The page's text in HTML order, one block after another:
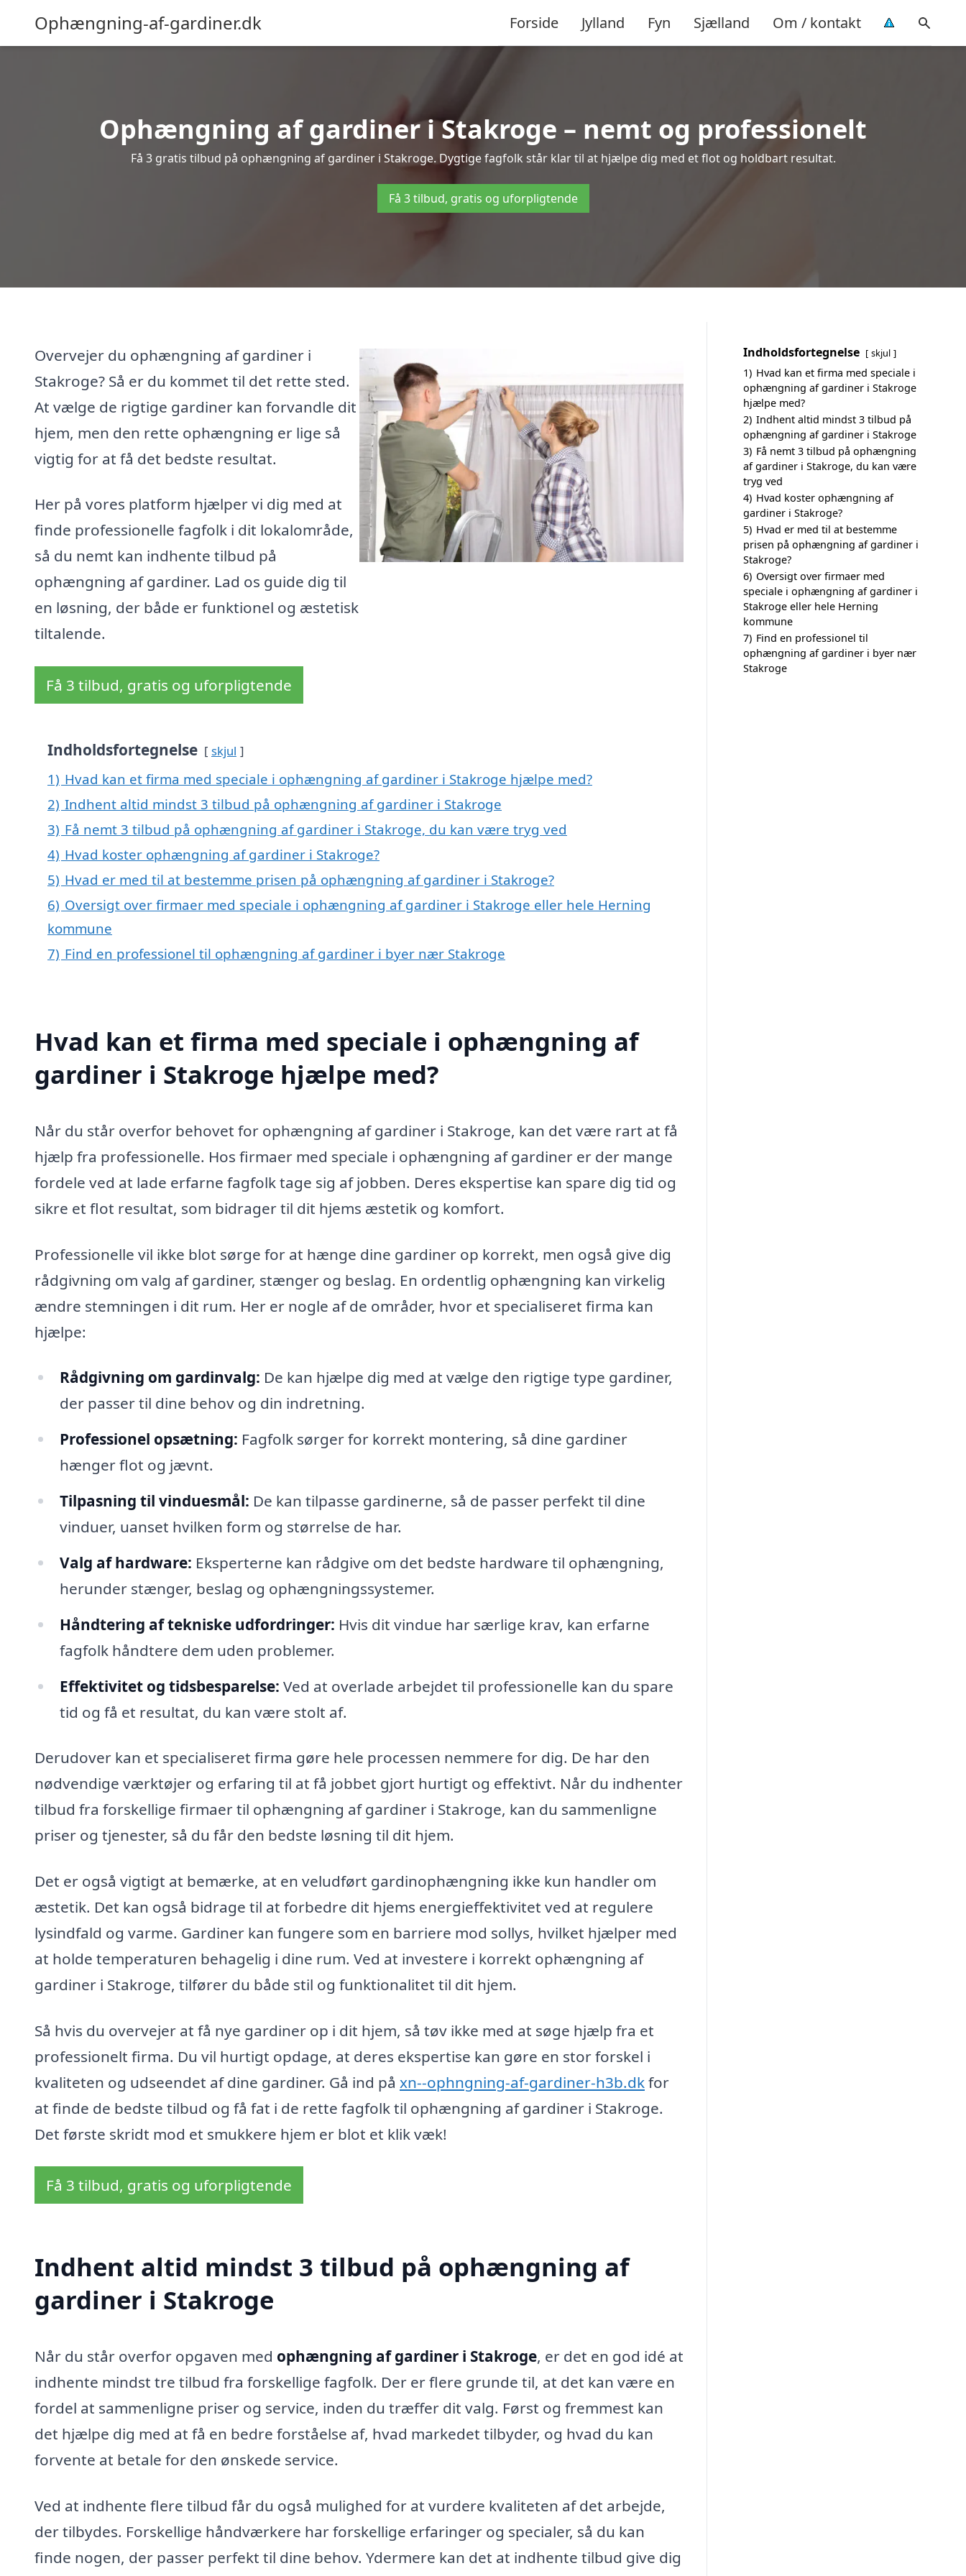
Ophængning-af-gardiner.dk Forside Jylland Fyn Sjælland Om / kontakt
Ophængning af gardiner i Stakroge – nemt og professionelt
Få 3 gratis tilbud på ophængning af gardiner i Stakroge. Dygtige fagfolk står klar til at hjælpe dig med et flot og holdbart resultat.
Få 3 tilbud, gratis og uforpligtende
Overvejer du ophængning af gardiner i
Stakroge? Så er du kommet til det rette sted.
At vælge de rigtige gardiner kan forvandle dit
hjem, men den rette ophængning er lige så
vigtig for at få det bedste resultat.
Her på vores platform hjælper vi dig med at
finde professionelle fagfolk i dit lokalområde,
så du nemt kan indhente tilbud på
ophængning af gardiner. Lad os guide dig til
en løsning, der både er funktionel og æstetisk
tiltalende.
Få 3 tilbud, gratis og uforpligtende
Indholdsfortegnelse skjul
1) Hvad kan et firma med speciale i ophængning af gardiner i Stakroge hjælpe med?
2) Indhent altid mindst 3 tilbud på ophængning af gardiner i Stakroge
3) Få nemt 3 tilbud på ophængning af gardiner i Stakroge, du kan være tryg ved
4) Hvad koster ophængning af gardiner i Stakroge?
5) Hvad er med til at bestemme prisen på ophængning af gardiner i Stakroge?
6) Oversigt over firmaer med speciale i ophængning af gardiner i Stakroge eller hele Herning
kommune
7) Find en professionel til ophængning af gardiner i byer nær Stakroge
Hvad kan et firma med speciale i ophængning af
gardiner i Stakroge hjælpe med?
Når du står overfor behovet for ophængning af gardiner i Stakroge, kan det være rart at få
hjælp fra professionelle. Hos firmaer med speciale i ophængning af gardiner er der mange
fordele ved at lade erfarne fagfolk tage sig af jobben. Deres ekspertise kan spare dig tid og
sikre et flot resultat, som bidrager til dit hjems æstetik og komfort.
Professionelle vil ikke blot sørge for at hænge dine gardiner op korrekt, men også give dig
rådgivning om valg af gardiner, stænger og beslag. En ordentlig ophængning kan virkelig
ændre stemningen i dit rum. Her er nogle af de områder, hvor et specialiseret firma kan
hjælpe:
Rådgivning om gardinvalg: De kan hjælpe dig med at vælge den rigtige type gardiner,
der passer til dine behov og din indretning.
Professionel opsætning: Fagfolk sørger for korrekt montering, så dine gardiner
hænger flot og jævnt.
Tilpasning til vinduesmål: De kan tilpasse gardinerne, så de passer perfekt til dine
vinduer, uanset hvilken form og størrelse de har.
Valg af hardware: Eksperterne kan rådgive om det bedste hardware til ophængning,
herunder stænger, beslag og ophængningssystemer.
Håndtering af tekniske udfordringer: Hvis dit vindue har særlige krav, kan erfarne
fagfolk håndtere dem uden problemer.
Effektivitet og tidsbesparelse: Ved at overlade arbejdet til professionelle kan du spare
tid og få et resultat, du kan være stolt af.
Derudover kan et specialiseret firma gøre hele processen nemmere for dig. De har den
nødvendige værktøjer og erfaring til at få jobbet gjort hurtigt og effektivt. Når du indhenter
tilbud fra forskellige firmaer til ophængning af gardiner i Stakroge, kan du sammenligne
priser og tjenester, så du får den bedste løsning til dit hjem.
Det er også vigtigt at bemærke, at en veludført gardinophængning ikke kun handler om
æstetik. Det kan også bidrage til at forbedre dit hjems energieffektivitet ved at regulere
lysindfald og varme. Gardiner kan fungere som en barriere mod sollys, hvilket hjælper med
at holde temperaturen behagelig i dine rum. Ved at investere i korrekt ophængning af
gardiner i Stakroge, tilfører du både stil og funktionalitet til dit hjem.
Så hvis du overvejer at få nye gardiner op i dit hjem, så tøv ikke med at søge hjælp fra et
professionelt firma. Du vil hurtigt opdage, at deres ekspertise kan gøre en stor forskel i
kvaliteten og udseendet af dine gardiner. Gå ind på xn--ophngning-af-gardiner-h3b.dkfor
at finde de bedste tilbud og få fat i de rette fagfolk til ophængning af gardiner i Stakroge.
Det første skridt mod et smukkere hjem er blot et klik væk!
Få 3 tilbud, gratis og uforpligtende
Indhent altid mindst 3 tilbud på ophængning af
gardiner i Stakroge
Når du står overfor opgaven med ophængning af gardiner i Stakroge, er det en god idé at
indhente mindst tre tilbud fra forskellige fagfolk. Der er flere grunde til, at det kan være en
fordel at sammenligne priser og service, inden du træffer dit valg. Først og fremmest kan
det hjælpe dig med at få en bedre forståelse af, hvad markedet tilbyder, og hvad du kan
forvente at betale for den ønskede service.
Ved at indhente flere tilbud får du også mulighed for at vurdere kvaliteten af det arbejde,
der tilbydes. Forskellige håndværkere har forskellige erfaringer og specialer, så du kan
finde nogen, der passer perfekt til dine behov. Ydermere kan det at indhente tilbud give dig
Indholdsfortegnelse skjul
1) Hvad kan et firma med speciale i
ophængning af gardiner i Stakroge
hjælpe med?
2) Indhent altid mindst 3 tilbud på
ophængning af gardiner i Stakroge
3) Få nemt 3 tilbud på ophængning
af gardiner i Stakroge, du kan være
tryg ved
4) Hvad koster ophængning af
gardiner i Stakroge?
5) Hvad er med til at bestemme
prisen på ophængning af gardiner i
Stakroge?
6) Oversigt over firmaer med
speciale i ophængning af gardiner i
Stakroge eller hele Herning
kommune
7) Find en professionel til
ophængning af gardiner i byer nær
Stakroge